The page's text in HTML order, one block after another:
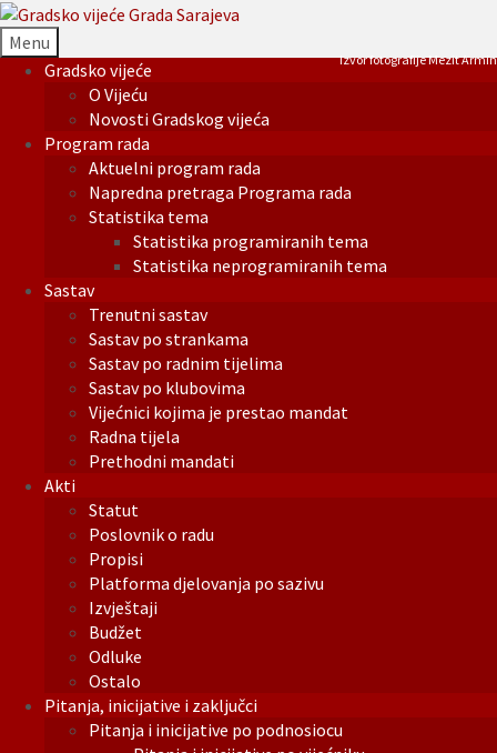
Menu
Gradsko vijeće
O Vijeću
Novosti Gradskog vijeća
Program rada
Aktuelni program rada
Napredna pretraga Programa rada
Statistika tema
Statistika programiranih tema
Statistika neprogramiranih tema
Sastav
Trenutni sastav
Sastav po strankama
Sastav po radnim tijelima
Sastav po klubovima
Vijećnici kojima je prestao mandat
Radna tijela
Prethodni mandati
Akti
Statut
Poslovnik o radu
Propisi
Platforma djelovanja po sazivu
Izvještaji
Budžet
Odluke
Ostalo
Pitanja, inicijative i zaključci
Pitanja i inicijative po podnosiocu
Izvor fotografije Mezit Armin